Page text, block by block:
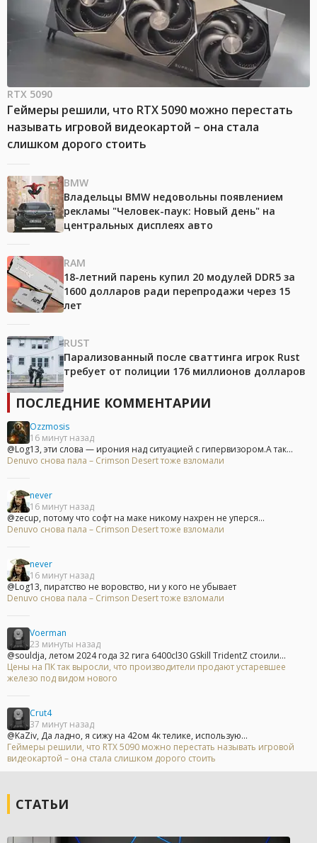
RTX 5090
Геймеры решили, что RTX 5090 можно перестать
называть игровой видеокартой – она стала
слишком дорого стоить
BMW
Владельцы BMW недовольны появлением
рекламы "Человек-паук: Новый день" на
центральных дисплеях авто
RAM
18-летний парень купил 20 модулей DDR5 за
1600 долларов ради перепродажи через 15
лет
RUST
Парализованный после сваттинга игрок Rust
требует от полиции 176 миллионов долларов
ПОСЛЕДНИЕ КОММЕНТАРИИ
Ozzmosis
16 минут назад
@Log13, эти слова — ирония над ситуацией с гипервизором.А так...
Denuvo снова пала – Crimson Desert тоже взломали
never
16 минут назад
@zecup, потому что софт на маке никому нахрен не уперся...
Denuvo снова пала – Crimson Desert тоже взломали
never
16 минут назад
@Log13, пиратство не воровство, ни у кого не убывает
Denuvo снова пала – Crimson Desert тоже взломали
Voerman
23 минуты назад
@souldja, летом 2024 года 32 гига 6400cl30 GSkill TridentZ стоили...
Цены на ПК так выросли, что производители продают устаревшее
железо под видом нового
Crut4
37 минут назад
@KaZiv, Да ладно, я сижу на 42ом 4к телике, использую...
Геймеры решили, что RTX 5090 можно перестать называть игровой
видеокартой – она стала слишком дорого стоить
СТАТЬИ